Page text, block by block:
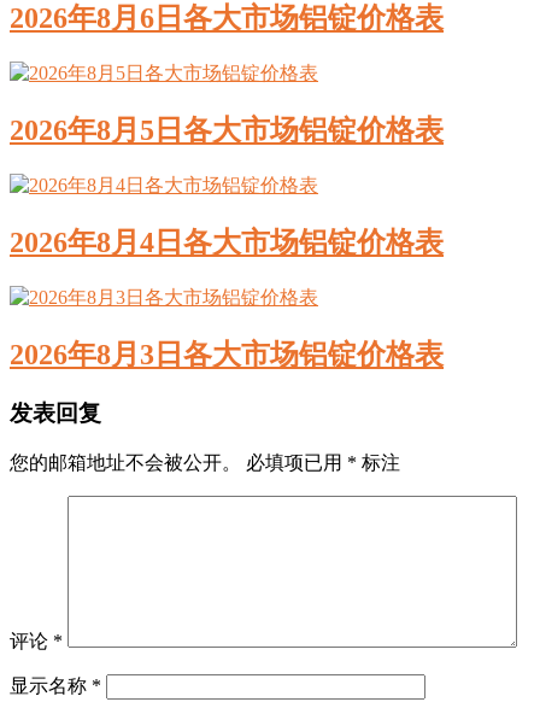
2026年8月6日各大市场铝锭价格表
2026年8月5日各大市场铝锭价格表
2026年8月4日各大市场铝锭价格表
2026年8月3日各大市场铝锭价格表
发表回复
您的邮箱地址不会被公开。 必填项已用 * 标注
评论 *
显示名称 *